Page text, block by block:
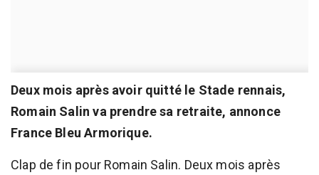
Deux mois après avoir quitté le Stade rennais,
Romain Salin va prendre sa retraite, annonce
France Bleu Armorique.
Clap de fin pour Romain Salin. Deux mois après